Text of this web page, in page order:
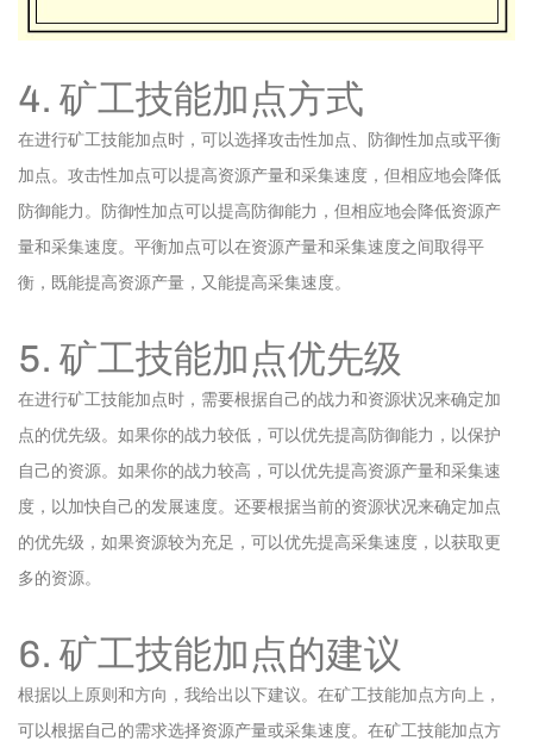
4. 矿工技能加点方式
在进行矿工技能加点时，可以选择攻击性加点、防御性加点或平衡
加点。攻击性加点可以提高资源产量和采集速度，但相应地会降低
防御能力。防御性加点可以提高防御能力，但相应地会降低资源产
量和采集速度。平衡加点可以在资源产量和采集速度之间取得平
衡，既能提高资源产量，又能提高采集速度。
5. 矿工技能加点优先级
在进行矿工技能加点时，需要根据自己的战力和资源状况来确定加
点的优先级。如果你的战力较低，可以优先提高防御能力，以保护
自己的资源。如果你的战力较高，可以优先提高资源产量和采集速
度，以加快自己的发展速度。还要根据当前的资源状况来确定加点
的优先级，如果资源较为充足，可以优先提高采集速度，以获取更
多的资源。
6. 矿工技能加点的建议
根据以上原则和方向，我给出以下建议。在矿工技能加点方向上，
可以根据自己的需求选择资源产量或采集速度。在矿工技能加点方